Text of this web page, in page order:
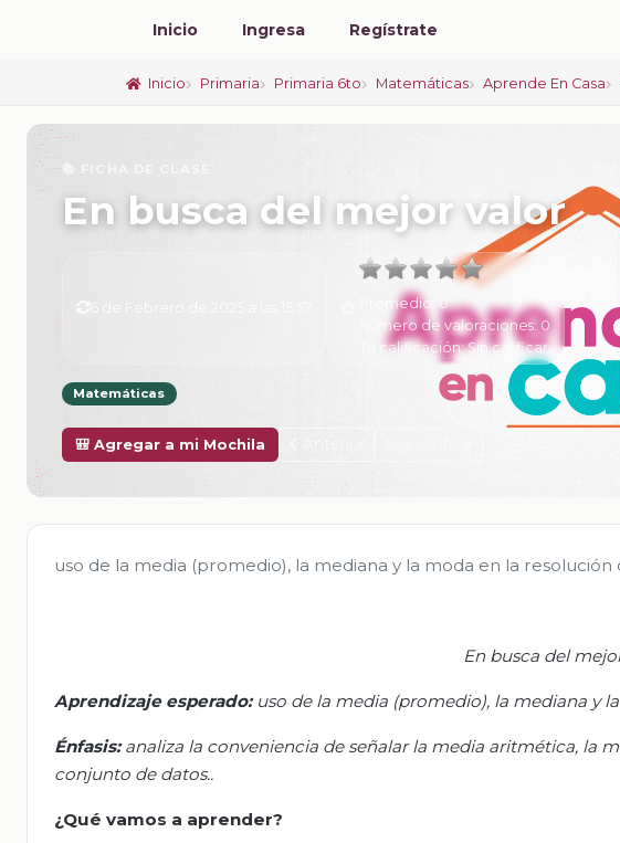
Inicio Ingresa Regístrate
Inicio Primaria Primaria 6to Matemáticas Aprende En Casa
📚 FICHA DE CLASE
En busca del mejor valor
Promedio: 0
Número de valoraciones: 0
Tu calificación:Sin calificar
Matemáticas
🎒 Agregar a mi Mochila
uso de la media (promedio), la mediana y la moda en la
En busca del
Aprendizajeesperado: uso de la media (promedio), la mediana y
Énfasis: analiza la conveniencia de señalar la media aritmética, la
conjunto de datos..
¿Qué vamos a aprender?